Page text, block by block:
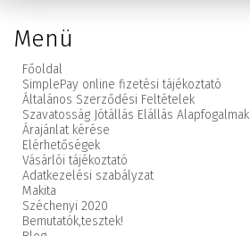
Menü
Főoldal
SimplePay online fizetési tájékoztató
Általános Szerződési Feltételek
Szavatosság Jótállás Elállás Alapfogalmak
Árajánlat kérése
Elérhetőségek
Vásárlói tájékoztató
Adatkezelési szabályzat
Makita
Széchenyi 2020
Bemutatók,tesztek!